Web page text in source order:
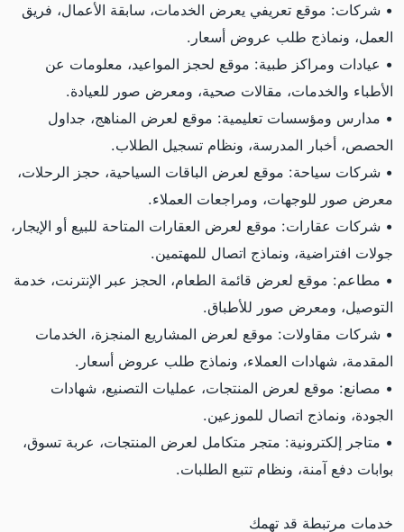
• شركات: موقع تعريفي يعرض الخدمات، سابقة الأعمال، فريق
العمل، ونماذج طلب عروض أسعار.
• عيادات ومراكز طبية: موقع لحجز المواعيد، معلومات عن
الأطباء والخدمات، مقالات صحية، ومعرض صور للعيادة.
• مدارس ومؤسسات تعليمية: موقع لعرض المناهج، جداول
الحصص، أخبار المدرسة، ونظام تسجيل الطلاب.
• شركات سياحة: موقع لعرض الباقات السياحية، حجز الرحلات،
معرض صور للوجهات، ومراجعات العملاء.
• شركات عقارات: موقع لعرض العقارات المتاحة للبيع أو الإيجار،
جولات افتراضية، ونماذج اتصال للمهتمين.
• مطاعم: موقع لعرض قائمة الطعام، الحجز عبر الإنترنت، خدمة
التوصيل، ومعرض صور للأطباق.
• شركات مقاولات: موقع لعرض المشاريع المنجزة، الخدمات
المقدمة، شهادات العملاء، ونماذج طلب عروض أسعار.
• مصانع: موقع لعرض المنتجات، عمليات التصنيع، شهادات
الجودة، ونماذج اتصال للموزعين.
• متاجر إلكترونية: متجر متكامل لعرض المنتجات، عربة تسوق،
بوابات دفع آمنة، ونظام تتبع الطلبات.
خدمات مرتبطة قد تهمك